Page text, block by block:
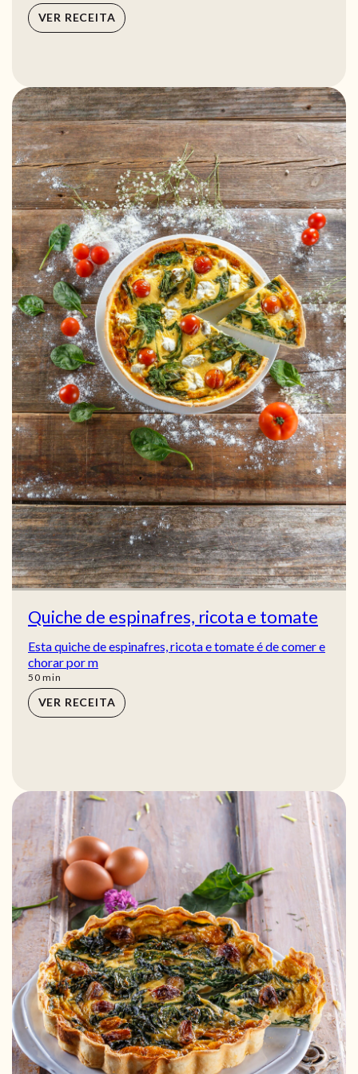
VER RECEITA
Quiche de espinafres, ricota e tomate
Esta quiche de espinafres, ricota e tomate é de comer e
chorar por m
50min
min
VER RECEITA